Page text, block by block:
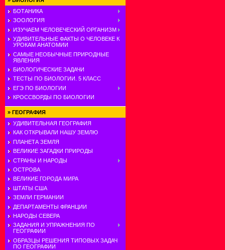
БОТАНИКА
ЗООЛОГИЯ
ИЗУЧАЕМ ЧЕЛОВЕЧЕСКИЙ ОРГАНИЗМ
УДИВИТЕЛЬНЫЕ ФАКТЫ О ЧЕЛОВЕКЕ К
УРОКАМ АНАТОМИИ
САМЫЕ НЕОБЫЧНЫЕ ПРИРОДНЫЕ
ЯВЛЕНИЯ
БИОЛОГИЧЕСКИЕ ЗАДАЧИ
ТЕСТЫ ПО БИОЛОГИИ. 5 КЛАСС
ЕГЭ ПО БИОЛОГИИ
КРОССВОРДЫ ПО БИОЛОГИИ
» ГЕОГРАФИЯ
УДИВИТЕЛЬНАЯ ГЕОГРАФИЯ
КАК ОТКРЫВАЛИ НАШУ ЗЕМЛЮ
ПЛАНЕТА ЗЕМЛЯ
ВЕЛИКИЕ ЗАГАДКИ ПРИРОДЫ
СТРАНЫ И НАРОДЫ
ОСТРОВА
ВЕЛИКИЕ ГОРОДА МИРА
ШТАТЫ США
ЗЕМЛИ ГЕРМАНИИ
ДЕПАРТАМЕНТЫ ФРАНЦИИ
НАРОДЫ СЕВЕРА
ЗАДАНИЯ И УПРАЖНЕНИЯ ПО
ГЕОГРАФИИ
ОБРАЗЦЫ РЕШЕНИЯ ТИПОВЫХ ЗАДАЧ
ПО ГЕОГРАФИИ